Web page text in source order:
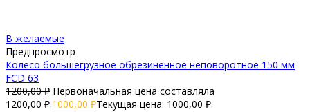
В желаемые
Предпросмотр
Колесо большегрузное обрезиненное неповоротное 150 мм
FCD 63
1200,00₽ Первоначальная цена составляла
1200,00 ₽.1000,00 ₽Текущая цена: 1000,00 ₽.